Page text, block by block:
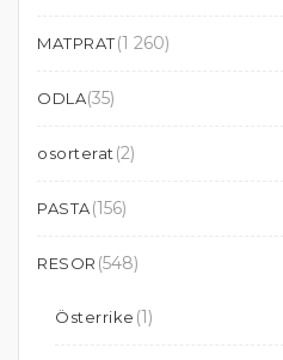
MATPRAT(1 260)
ODLA(35)
osorterat (2)
PASTA(156)
RESOR (548)
Österrike (1)